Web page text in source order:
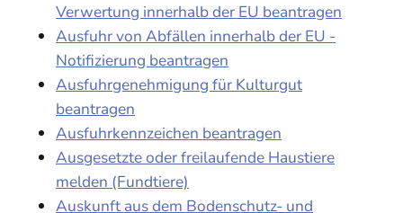
Verwertung innerhalb der EU beantragen
Ausfuhr von Abfällen innerhalb der EU -
Notifizierung beantragen
Ausfuhrgenehmigung für Kulturgut
beantragen
Ausfuhrkennzeichen beantragen
Ausgesetzte oder freilaufende Haustiere
melden (Fundtiere)
Auskunft aus dem Bodenschutz- und